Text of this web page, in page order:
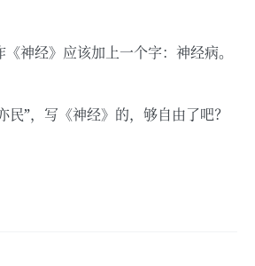
神经》应该加上一个字：神经病。
”，写《神经》的，够自由了吧？